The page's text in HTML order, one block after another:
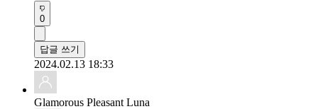
0
답글 쓰기
2024.02.13 18:33
Glamorous Pleasant Luna